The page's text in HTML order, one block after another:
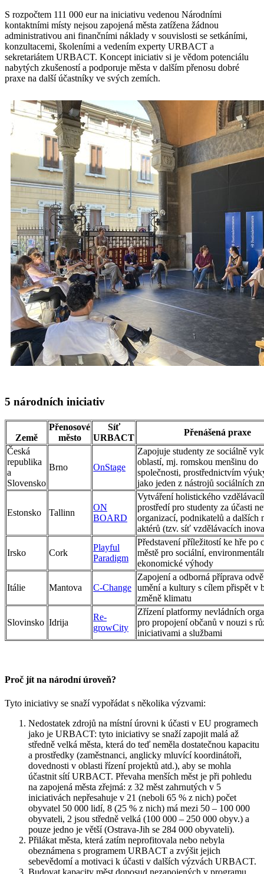
S rozpočtem 111 000 eur na iniciativu vedenou Národními
kontaktními místy nejsou zapojená města zatížena žádnou
administrativou ani finančními náklady v souvislosti se setkáními,
konzultacemi, školeními a vedením experty URBACT a
sekretariátem URBACT. Koncept iniciativ si je vědom potenciálu
nabytých zkušeností a podporuje města v dalším přenosu dobré
praxe na další účastníky ve svých zemích.
5 národních iniciativ
Země
Přenosové
město
Síť
URBACT
Přenášená praxe
Česká
republika
a
Slovensko
Brno OnStage
Zapojuje studenty ze sociálně
oblastí, mj. romskou menšinu do
společnosti, prostřednictvím
jako jeden z nástrojů sociálních
Estonsko Tallinn
ON
BOARD
Vytváření holistického
prostředí pro studenty za účasti
organizací, podnikatelů a dalších
aktérů (tzv. síť vzdělávacích
Irsko Cork
Playful
Paradigm
Představení příležitostí ke hře po
městě pro sociální,
ekonomické výhody
Itálie Mantova C-Change
Zapojení a odborná příprava
umění a kultury s cílem přispět v
změně klimatu
Slovinsko Idrija
Re-
growCity
Zřízení platformy nevládních
pro propojení občanů v nouzi s
iniciativami a službami
Proč jít na národní úroveň?
Tyto iniciativy se snaží vypořádat s několika výzvami:
Nedostatek zdrojů na místní úrovni k účasti v EU programech
jako je URBACT: tyto iniciativy se snaží zapojit malá až
středně velká města, která do teď neměla dostatečnou kapacitu
a prostředky (zaměstnanci, anglicky mluvící koordinátoři,
dovednosti v oblasti řízení projektů atd.), aby se mohla
účastnit sítí URBACT. Převaha menších měst je při pohledu
na zapojená města zřejmá: z 32 měst zahrnutých v 5
iniciativách nepřesahuje v 21 (neboli 65 % z nich) počet
obyvatel 50 000 lidí, 8 (25 % z nich) má mezi 50 – 100 000
obyvateli, 2 jsou středně velká (100 000 – 250 000 obyv.) a
pouze jedno je větší (Ostrava-Jih se 284 000 obyvateli).
Přilákat města, která zatím neprofitovala nebo nebyla
obeznámena s programem URBACT a zvýšit jejich
sebevědomí a motivaci k účasti v dalších výzvách URBACT.
Budovat kapacity měst doposud nezapojených v programu